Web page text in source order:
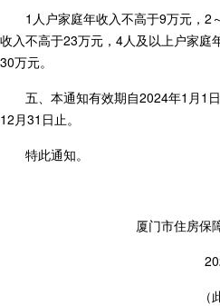
1人户家庭年收入不高于9万元，2
收入不高于23万元，4人及以上户家庭
30万元。
五、本通知有效期自2024年1月1
12月31日止。
特此通知。
厦门市住房保